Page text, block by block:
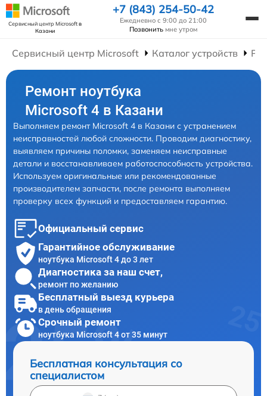
Сервисный центр Microsoftв
Казани
+7 (843) 254-50-42
Ежедневно с 9:00 до 21:00
Позвонить мне утром
Сервисный центр Microsoft Каталог устройств
Ремонт ноутбука
Microsoft 4 в Казани
Выполняем ремонт Microsoft 4 в Казани с устранением
неисправностей любой сложности. Проводим диагностику,
выявляем причины поломки, заменяем неисправные
детали и восстанавливаем работоспособность устройства.
Используем оригинальные или рекомендованные
производителем запчасти, после ремонта выполняем
проверку всех функций и предоставляем гарантию.
Официальный сервис
Гарантийное обслуживание
ноутбука Microsoft 4 до 3 лет
Диагностика за наш счет,
ремонт по желанию
Бесплатный выезд курьера
в день обращения
Срочный ремонт
ноутбука Microsoft 4 от 35 минут
Бесплатная консультация со
специалистом